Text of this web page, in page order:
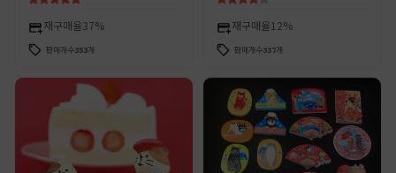
재구매율37%
판매개수353개
재구매율 12%
판매개수337개